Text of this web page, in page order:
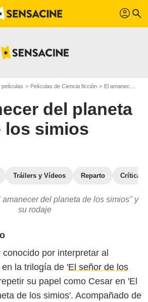
profil search
películas Películas de Ciencia ficción El amanecer del planeta de los simios
del planeta
los simios
Tráilers y Vídeos Reparto Críticas
del planeta de los simios" y
su rodaje
por interpretar al
la trilogía de 'El señor de los
su papel como Cesar en 'El
de los simios'. Acompañado de